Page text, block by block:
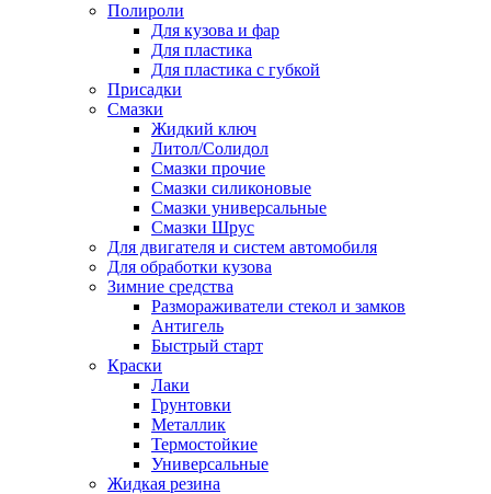
Полироли
Для кузова и фар
Для пластика
Для пластика с губкой
Присадки
Смазки
Жидкий ключ
Литол/Солидол
Смазки прочие
Смазки силиконовые
Смазки универсальные
Смазки Шрус
Для двигателя и систем автомобиля
Для обработки кузова
Зимние средства
Размораживатели стекол и замков
Антигель
Быстрый старт
Краски
Лаки
Грунтовки
Металлик
Термостойкие
Универсальные
Жидкая резина